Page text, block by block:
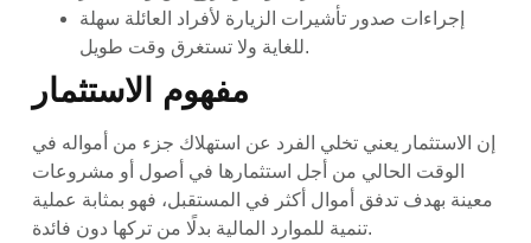
إجراءات صدور تأشيرات الزيارة لأفراد العائلة سهلة
للغاية ولا تستغرق وقت طويل.
مفهوم الاستثمار
إن الاستثمار يعني تخلي الفرد عن استهلاك جزء من أمواله في
الوقت الحالي من أجل استثمارها في أصول أو مشروعات
معينة بهدف تدفق أموال أكثر في المستقبل، فهو بمثابة عملية
تنمية للموارد المالية بدلًا من تركها دون فائدة.